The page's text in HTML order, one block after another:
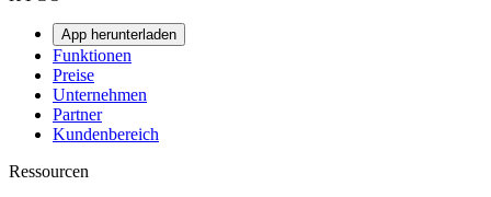
App herunterladen
Funktionen
Preise
Unternehmen
Partner
Kundenbereich
Ressourcen